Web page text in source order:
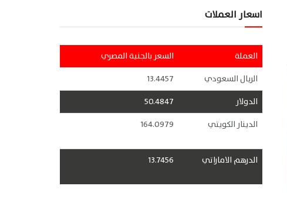
اسعار العملات
العملة
السعر بالجنية المصري
الريال السعودي
13.4457
الدولار
50.4847
الدينار الكويتي
164.0979
الدرهم الاماراتي 13.7456